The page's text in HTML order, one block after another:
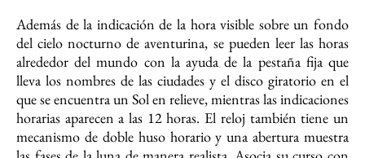
Además de la indicación de la hora visible sobre un fondo
del cielo nocturno de aventurina, se pueden leer las horas
alrededor del mundo con la ayuda de la pestaña fija que
lleva los nombres de las ciudades y el disco giratorio en el
que se encuentra un Sol en relieve, mientras las indicaciones
horarias aparecen a las 12 horas. El reloj también tiene un
mecanismo de doble huso horario y una abertura muestra